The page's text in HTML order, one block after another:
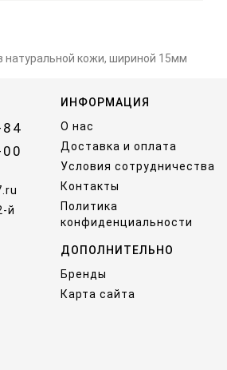
натуральной кожи, шириной 15мм
й
ИНФОРМАЦИЯ
О нас
Доставка и оплата
Условия сотрудничества
Контакты
Политика
конфиденциальности
ДОПОЛНИТЕЛЬНО
Бренды
Карта сайта